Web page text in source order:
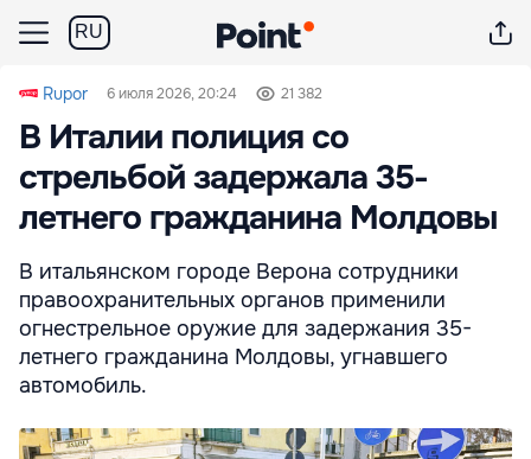
RU
Rupor 6 июля 2026, 20:24 21 382
В Италии полиция со
стрельбой задержала 35-
летнего гражданина Молдовы
В итальянском городе Верона сотрудники
правоохранительных органов применили
огнестрельное оружие для задержания 35-
летнего гражданина Молдовы, угнавшего
автомобиль.